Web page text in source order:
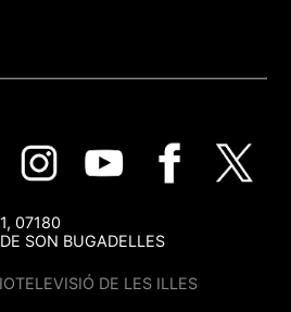
07180
SON BUGADELLES
DE LES ILLES